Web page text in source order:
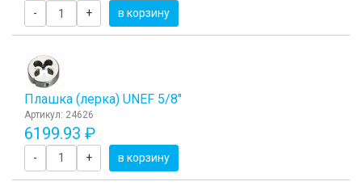
- + в корзину
Плашка (лерка) UNEF 5/8"
Артикул: 24626
6199.93 ₽
- + в корзину